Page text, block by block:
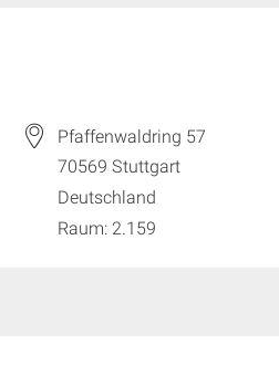
Pfaffenwaldring 57
70569 Stuttgart
Deutschland
Raum: 2.159